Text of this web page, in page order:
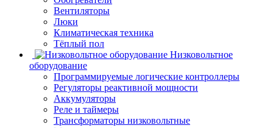
Вентиляторы
Люки
Климатическая техника
Тёплый пол
Низковольтное
оборудование
Программируемые логические контроллеры
Регуляторы реактивной мощности
Аккумуляторы
Реле и таймеры
Трансформаторы низковольтные